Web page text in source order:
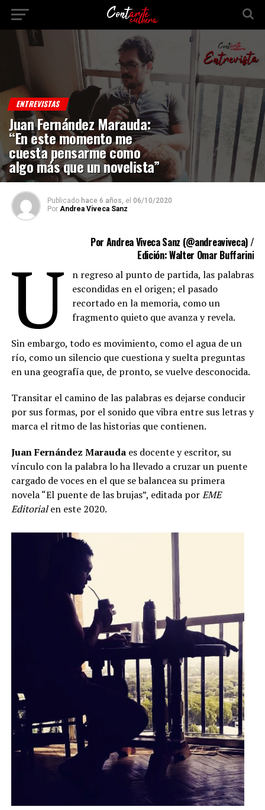
ENTREVISTAS
Juan Fernández Marauda:
“En este momento me
cuesta pensarme como
algo más que un novelista”
Publicado hace 6 años, el 06/10/2020
Por Andrea Viveca Sanz
Por Andrea Viveca Sanz (@andreaviveca) /
Edición: Walter Omar Buffarini
U
n regreso al punto de partida, las palabras
escondidas en el origen; el pasado
recortado en la memoria, como un
fragmento quieto que avanza y revela.
Sin embargo, todo es movimiento, como el agua de un
río, como un silencio que cuestiona y suelta preguntas
en una geografía que, de pronto, se vuelve desconocida.
Transitar el camino de las palabras es dejarse conducir
por sus formas, por el sonido que vibra entre sus letras y
marca el ritmo de las historias que contienen.
Juan Fernández Maraudaes docente y escritor, su
vínculo con la palabra lo ha llevado a cruzar un puente
cargado de voces en el que se balancea su primera
novela “El puente de las brujas”, editada porEME
Editorialen este 2020.